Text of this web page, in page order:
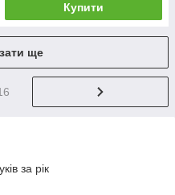
Купити
ще
за рік